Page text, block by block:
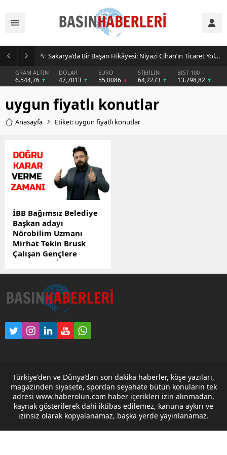
Sakarya’da Bir Başarı Hikâyesi: Niyazi Cihan’ın Ticaret Yolculuğu Markalara Dönüştü
GRAM ALTIN
6.544,76
DOLAR
47,7013
EURO
55,0086
STERLİN
64,2273
BIST 100
13.798,82
uygun fiyatlı konutlar
Anasayfa Etiket: uygun fiyatlı konutlar
İBB Bağımsız Belediye
Başkan adayı
Nörobilim Uzmanı
Mirhat Tekin Brusk
Çalışan Gençlere
Muhteşem İmkan
Bu projeye göre
İstanbul’da yaşayan,
çalışan her genç için 1 artı
0 düzenindeki her şey
dahil 5000 TL kiralık
daireler sunulacaktır. Bu
daireler gençlerin
tarzında tasarlanacaktır.
Kiraya dahil 5000 TL
içerisinde elektrik, su,
ısınma, internet gibi temel
ihtiyaçlar da
Türkiye'den ve Dünya’dan son dakika haberler, köşe yazıları,
magazinden siyasete, spordan seyahate bütün konuların tek
adresi www.haberolun.com haber içerikleri izin alınmadan,
kaynak gösterilerek dahi iktibas edilemez, kanuna aykırı ve
izinsiz olarak kopyalanamaz, başka yerde yayınlanamaz.